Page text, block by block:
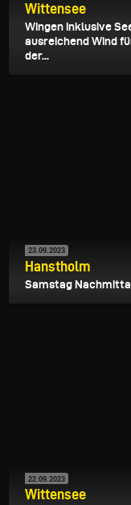
Wittensee
Wingen inklusive
ausreichend Wind
der...
23.09.2023
Hanstholm
Samstag
22.09.2023
Wittensee